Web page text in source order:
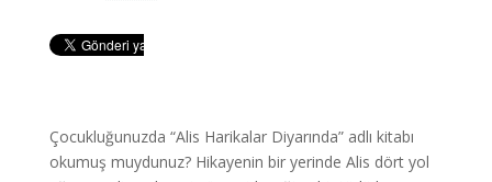
Çocukluğunuzda “Alis Harikalar Diyarında” adlı kitabı
okumuş muydunuz? Hikayenin bir yerinde Alis dört yol